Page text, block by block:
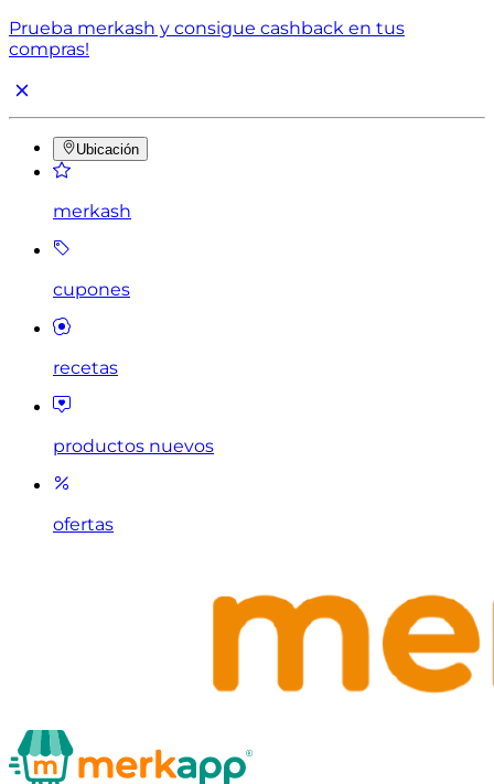
Prueba merkash y consigue cashback en tus
compras!
Ubicación
merkash
cupones
recetas
productos nuevos
ofertas